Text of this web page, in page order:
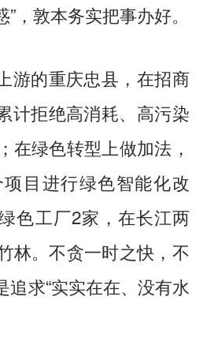
，敦本务实把事办好。
的重庆忠县，在招商
计拒绝高消耗、高污染
在绿色转型上做加法，
目进行绿色智能化改
色工厂2家，在长江两
林。不贪一时之快，不
追求“实实在在、没有水